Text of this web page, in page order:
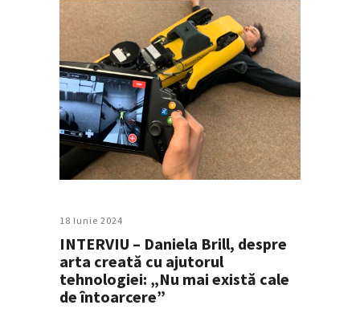
18 Iunie 2024
INTERVIU – Daniela Brill, despre
arta creată cu ajutorul
tehnologiei: „Nu mai există cale
de întoarcere”